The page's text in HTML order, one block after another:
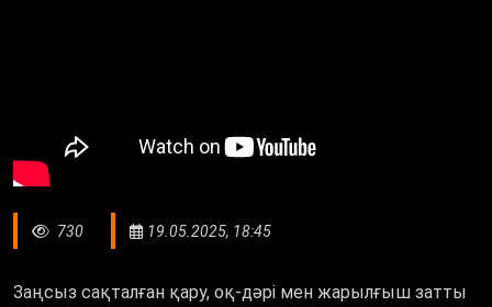
730 19.05.2025, 18:45
Заңсыз сақталған қару, оқ-дәрі мен жарылғыш затты